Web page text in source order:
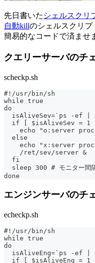
先日書いた シェルスクリ
自動killのシェルスクリプ
簡易的なコードで済ませ
クエリーサーバのチ
scheckp.sh
#!/usr/bin/sh
while true
do
isAliveSev=`ps -ef |
if [ $isAliveSev = 1
echo "o:server
  else
echo "x:server
    /ret/sev/server &
  fi
sleep 300 # モニター間
done
エンジンサーバのチ
echeckp.sh
#!/usr/bin/sh
while true
do
isAliveEng=`ps -ef |
if [ $isAliveEng = 1